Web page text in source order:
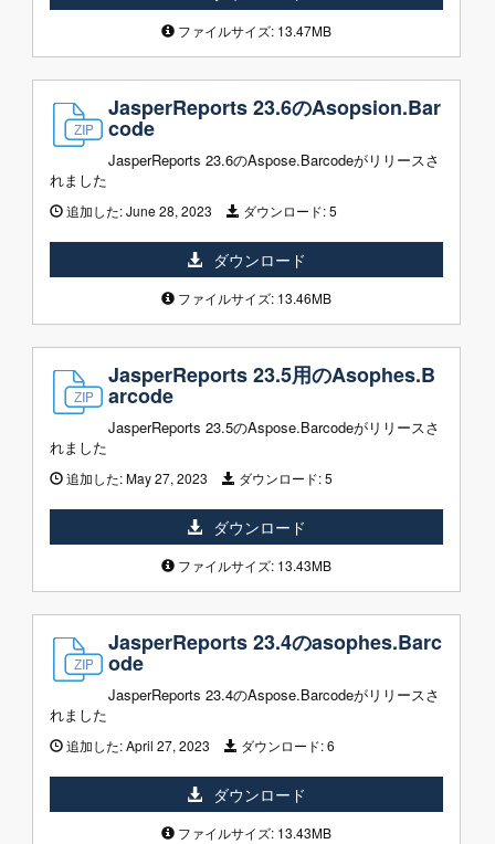
ファイルサイズ: 13.47MB
JasperReports 23.6のAsopsion.Bar
code
JasperReports 23.6のAspose.Barcodeがリリースさ
れました
追加した:June 28, 2023 ダウンロード:5
ダウンロード
ファイルサイズ: 13.46MB
JasperReports 23.5用のAsophes.B
arcode
JasperReports 23.5のAspose.Barcodeがリリースさ
れました
追加した:May 27, 2023 ダウンロード:5
ダウンロード
ファイルサイズ: 13.43MB
JasperReports 23.4のasophes.Barc
ode
JasperReports 23.4のAspose.Barcodeがリリースさ
れました
追加した:April 27, 2023 ダウンロード:6
ダウンロード
ファイルサイズ: 13.43MB